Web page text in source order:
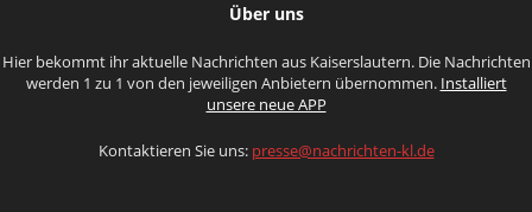
Über uns
Hier bekommt ihr aktuelle Nachrichten aus Kaiserslautern. Die Nachrichten
werden 1 zu 1 von den jeweiligen Anbietern übernommen. Installiert
unsere neue APP
Kontaktieren Sie uns: presse@nachrichten-kl.de